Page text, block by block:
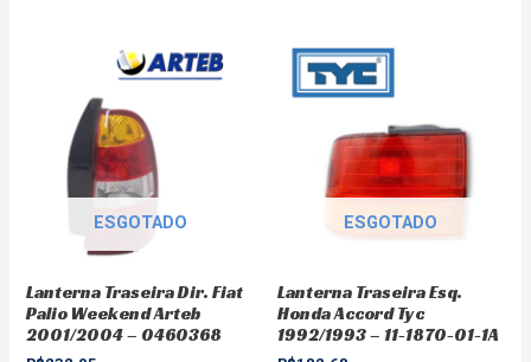
ESGOTADO
Lanterna Traseira Dir. Fiat
Palio Weekend Arteb
2001/2004 – 0460368
ESGOTADO
Lanterna Traseira Esq.
Honda Accord Tyc
1992/1993 – 11-1870-01-1A